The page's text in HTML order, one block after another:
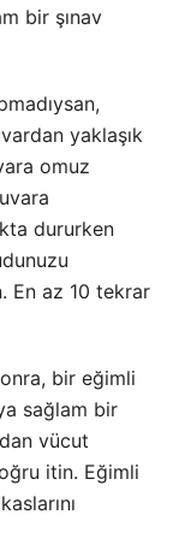
bir şınav
yaklaşık
omuz
dururken
En az 10 tekrar
bir eğimli
sağlam bir
vücut
itin. Eğimli